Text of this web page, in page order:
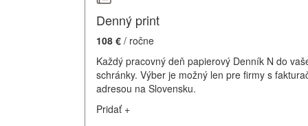
Denný print
108 € / ročne
Každý pracovný deň papierový Denník N do
schránky. Výber je možný len pre firmy s
adresou na Slovensku.
Pridať +